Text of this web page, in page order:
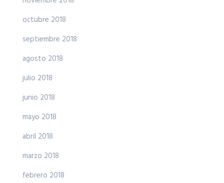
octubre 2018
septiembre 2018
agosto 2018
julio 2018
junio 2018
mayo 2018
abril 2018
marzo 2018
febrero 2018